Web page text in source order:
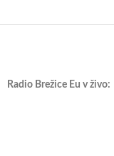
Radio Brežice Eu v živo: